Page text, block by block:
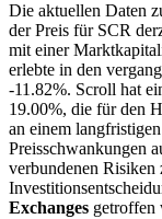
Die aktuellen Daten
der Preis für SCR
mit einer
erlebte in den
-11.82%. Scroll hat
19.00%, die für den
an einem
Preisschwankungen
verbundenen Risiken
Exchanges getroffen